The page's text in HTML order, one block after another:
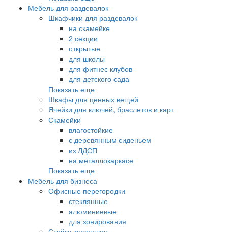
Мебель для раздевалок
Шкафчики для раздевалок
на скамейке
2 секции
открытые
для школы
для фитнес клубов
для детского сада
Показать еще
Шкафы для ценных вещей
Ячейки для ключей, браслетов и карт
Скамейки
влагостойкие
с деревянным сиденьем
из ЛДСП
на металлокаркасе
Показать еще
Мебель для бизнеса
Офисные перегородки
стеклянные
алюминиевые
для зонирования